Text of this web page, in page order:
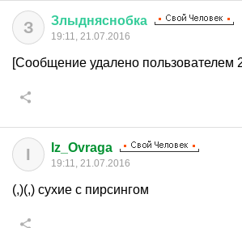
З Злыдняснобка
19:11, 21.07.2016
[Сообщение удалено пользователем
I Iz_Ovraga
19:11, 21.07.2016
(,)(,) сухие с пирсингом